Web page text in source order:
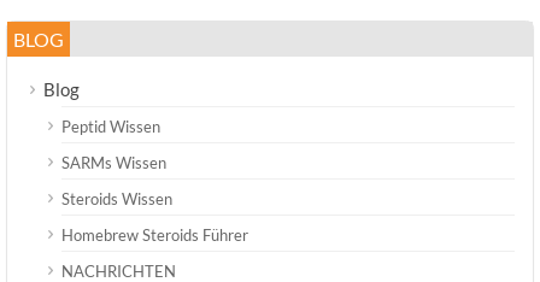
BLOG
Blog
Peptid Wissen
SARMs Wissen
Steroids Wissen
Homebrew Steroids Führer
NACHRICHTEN